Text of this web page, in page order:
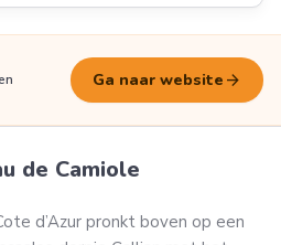
Ga naar website arrow_forward
de Camiole
d’Azur pronkt boven op een